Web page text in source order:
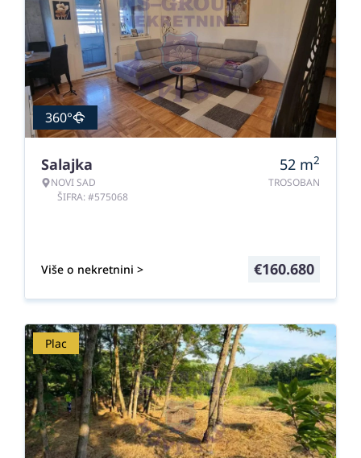
360°
Salajka
NOVI SAD
ŠIFRA: #575068
52 m2
TROSOBAN
Više o nekretnini > €160.680
Plac